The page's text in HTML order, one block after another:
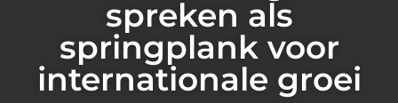
spreken als
springplank voor
internationale groei